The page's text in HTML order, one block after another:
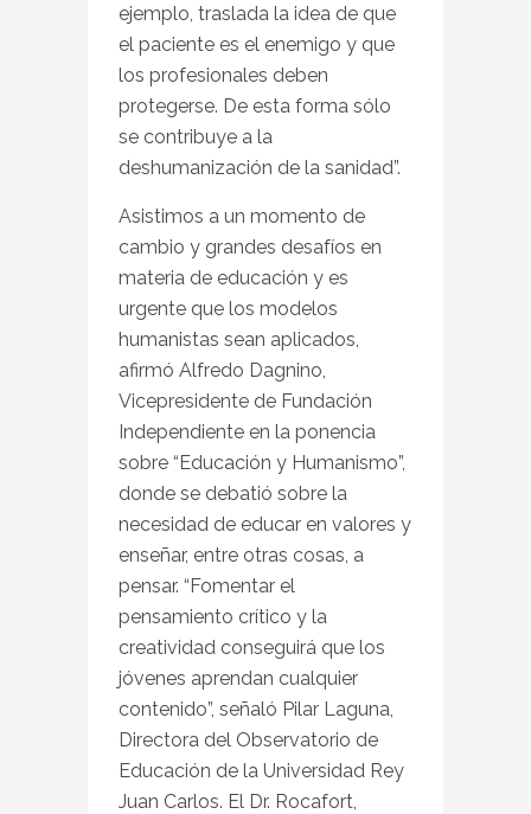
ejemplo, traslada la idea de que
el paciente es el enemigo y que
los profesionales deben
protegerse. De esta forma sólo
se contribuye a la
deshumanización de la sanidad”.
Asistimos a un momento de
cambio y grandes desafíos en
materia de educación y es
urgente que los modelos
humanistas sean aplicados,
afirmó Alfredo Dagnino,
Vicepresidente de Fundación
Independiente en la ponencia
sobre “Educación y Humanismo”,
donde se debatió sobre la
necesidad de educar en valores y
enseñar, entre otras cosas, a
pensar. “Fomentar el
pensamiento crítico y la
creatividad conseguirá que los
jóvenes aprendan cualquier
contenido”, señaló Pilar Laguna,
Directora del Observatorio de
Educación de la Universidad Rey
Juan Carlos. El Dr. Rocafort,